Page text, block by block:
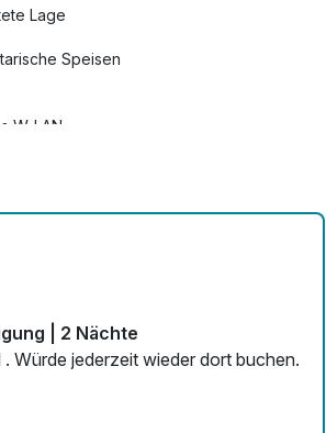
Lage
Speisen
W-LAN
| 2 Nächte
Würde jederzeit wieder dort buchen.